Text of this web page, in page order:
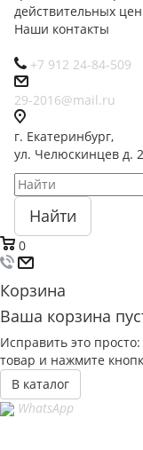
действительных
Наши контакты
+7 912 24-84-509
29-2016@mail.ru
г. Екатеринбург,
ул. Челюскинцев д.
Найти
0
Корзина
Ваша корзина
Исправить это
товар и нажмите
В каталог
WhatsApp